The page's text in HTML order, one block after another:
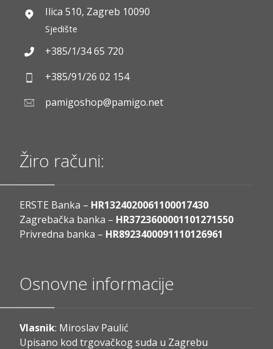
Ilica 510, Zagreb 10090
Sjedište
+385/1/34 65 720
+385/91/26 02 154
pamigoshop@pamigo.net
Žiro računi:
ERSTE Banka – HR1324020061100017430
Zagrebačka banka – HR3723600001101271550
Privredna banka – HR8923400091110126961
Osnovne informacije
Vlasnik: Miroslav Paulić
Upisano kod trgovačkog suda u Zagrebu